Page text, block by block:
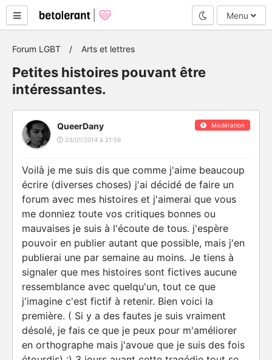
Mode nuit
Menu
Forum LGBT Arts et lettres
Petites histoires pouvant être
intéressantes.
Modération
QueerDany
23/01/2014 à 21:59
Voilà je me suis dis que comme j'aime beaucoup
écrire (diverses choses) j'ai décidé de faire un
forum avec mes histoires et j'aimerai que vous
me donniez toute vos critiques bonnes ou
mauvaises je suis à l'écoute de tous. j'espère
pouvoir en publier autant que possible, mais j'en
publierai une par semaine au moins. Je tiens à
signaler que mes histoires sont fictives aucune
ressemblance avec quelqu'un, tout ce que
j'imagine c'est fictif à retenir. Bien voici la
première. ( Si y a des fautes je suis vraiment
désolé, je fais ce que je peux pour m'améliorer
en orthographe mais j'avoue que je suis des fois